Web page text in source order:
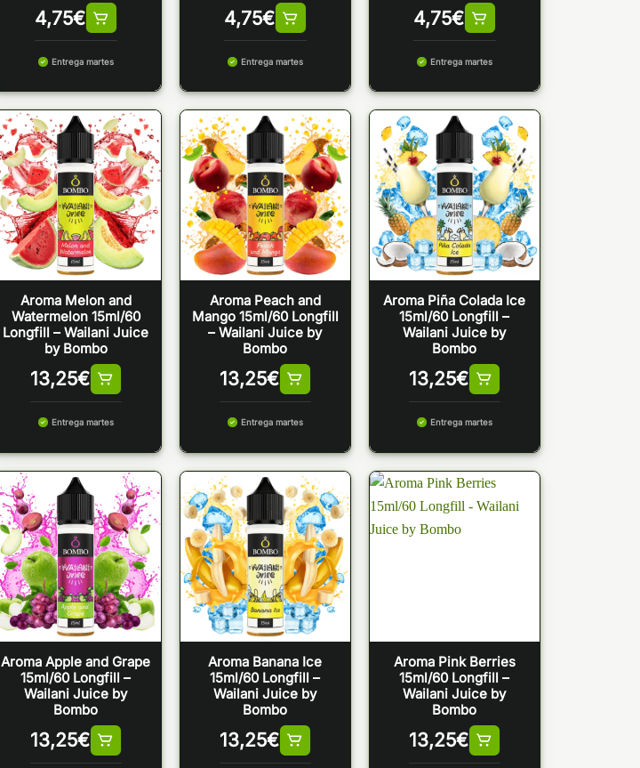
4,75€
Entrega martes
4,75€
Entrega martes
4,75€
Entrega martes
Aroma Melon and
Watermelon 15ml/60
Longfill – Wailani Juice
by Bombo
13,25€
Entrega martes
Aroma Peach and
Mango 15ml/60 Longfill
– Wailani Juice by
Bombo
13,25€
Entrega martes
Aroma Piña Colada Ice
15ml/60 Longfill –
Wailani Juice by
Bombo
13,25€
Entrega martes
Aroma Apple and Grape
15ml/60 Longfill –
Wailani Juice by
Bombo
13,25€
Aroma Banana Ice
15ml/60 Longfill –
Wailani Juice by
Bombo
13,25€
Aroma Pink Berries
15ml/60 Longfill –
Wailani Juice by
Bombo
13,25€